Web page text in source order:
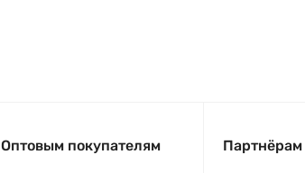
Оптовым покупателям Партнёрам